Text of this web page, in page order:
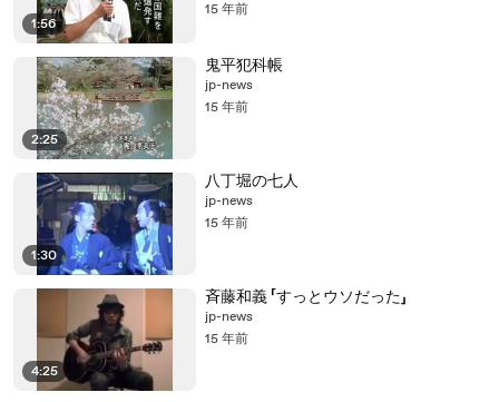
1:56
15 年前
2:25
鬼平犯科帳
jp-news
15 年前
1:30
八丁堀の七人
jp-news
15 年前
4:25
斉藤和義 「すっとウソだった」
jp-news
15 年前